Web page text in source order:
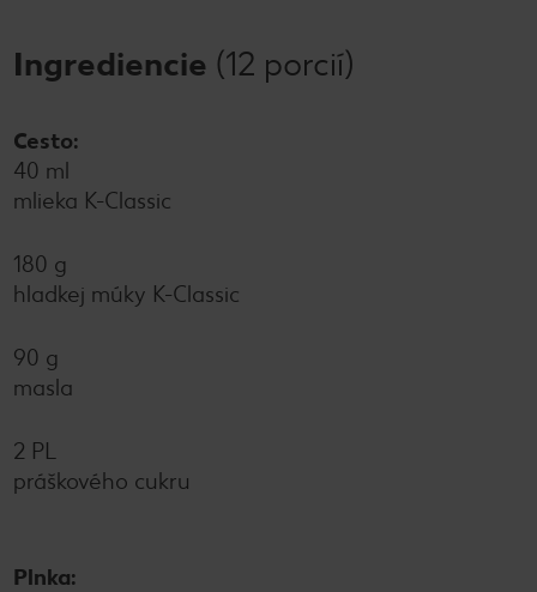
Ingrediencie (12 porcií)
Cesto:
40 ml
mlieka K-Classic
180 g
hladkej múky K-Classic
90 g
masla
2 PL
práškového cukru
Plnka: